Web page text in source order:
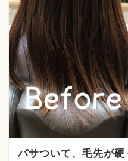
パサついて、毛先が